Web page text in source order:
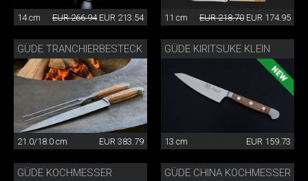
14 cm EUR 266.94 EUR 213.54 11 cm EUR 218.70 EUR 174.95
GÜDE TRANCHIERBESTECK
21.0/18.0 cm EUR 383.79
GÜDE KIRITSUKE KLEIN
13 cm EUR 159.73
GÜDE KOCHMESSER GÜDE CHINA KOCHMESSER